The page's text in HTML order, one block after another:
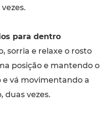
para dentro
sorria e relaxe o rosto
posição e mantendo o
e vá movimentando a
duas vezes.